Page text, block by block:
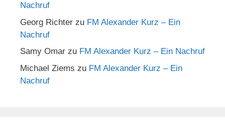
Nachruf
Georg Richter zu FM Alexander Kurz – Ein
Nachruf
Samy Omar zu FM Alexander Kurz – Ein Nachruf
Michael Ziems zu FM Alexander Kurz – Ein
Nachruf